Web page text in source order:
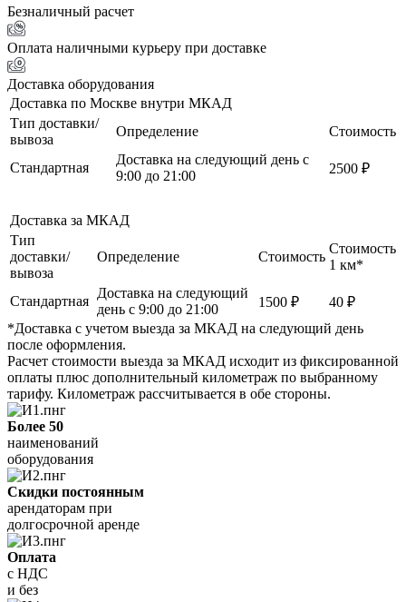
Безналичный расчет
Оплата наличными курьеру при доставке
Доставка оборудования
Доставка по Москве внутри МКАД
Тип доставки/
вывоза
Определение Стоимость
Стандартная
Доставка на следующий день с
9:00 до 21:00
2500 ₽
Доставка за МКАД
Тип
доставки/
вывоза
Определение Стоимость
Стоимость
1 км*
Стандартная
Доставка на следующий
день с 9:00 до 21:00
1500 ₽
40 ₽
*Доставка с учетом выезда за МКАД на следующий день
после оформления.
Расчет стоимости выезда за МКАД исходит из фиксированной
оплаты плюс дополнительный километраж по выбранному
тарифу. Километраж рассчитывается в обе стороны.
Более 50
наименований
оборудования
Скидки постоянным
арендаторам при
долгосрочной аренде
Оплата
с НДС
и без